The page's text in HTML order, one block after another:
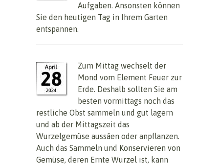
Aufgaben. Ansonsten können
Sie den heutigen Tag in Ihrem Garten
entspannen.
Zum Mittag wechselt der
Mond vom Element Feuer zur
Erde. Deshalb sollten Sie am
besten vormittags noch das
restliche Obst sammeln und gut lagern
und ab der Mittagszeit das
Wurzelgemüse aussäen oder anpflanzen.
Auch das Sammeln und Konservieren von
Gemüse, deren Ernte Wurzel ist, kann